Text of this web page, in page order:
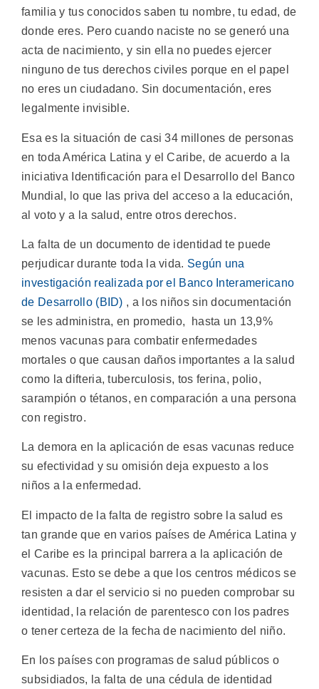
familia y tus conocidos saben tu nombre, tu edad, de
donde eres. Pero cuando naciste no se generó una
acta de nacimiento, y sin ella no puedes ejercer
ninguno de tus derechos civiles porque en el papel
no eres un ciudadano. Sin documentación, eres
legalmente invisible.
Esa es la situación de casi 34 millones de personas
en toda América Latina y el Caribe, de acuerdo a la
iniciativa Identificación para el Desarrollo del Banco
Mundial, lo que las priva del acceso a la educación,
al voto y a la salud, entre otros derechos.
La falta de un documento de identidad te puede
perjudicar durante toda la vida. Según una
investigación realizada por el Banco Interamericano
de Desarrollo (BID) , a los niños sin documentación
se les administra, en promedio, hasta un 13,9%
menos vacunas para combatir enfermedades
mortales o que causan daños importantes a la salud
como la difteria, tuberculosis, tos ferina, polio,
sarampión o tétanos, en comparación a una persona
con registro.
La demora en la aplicación de esas vacunas reduce
su efectividad y su omisión deja expuesto a los
niños a la enfermedad.
El impacto de la falta de registro sobre la salud es
tan grande que en varios países de América Latina y
el Caribe es la principal barrera a la aplicación de
vacunas. Esto se debe a que los centros médicos se
resisten a dar el servicio si no pueden comprobar su
identidad, la relación de parentesco con los padres
o tener certeza de la fecha de nacimiento del niño.
En los países con programas de salud públicos o
subsidiados, la falta de una cédula de identidad